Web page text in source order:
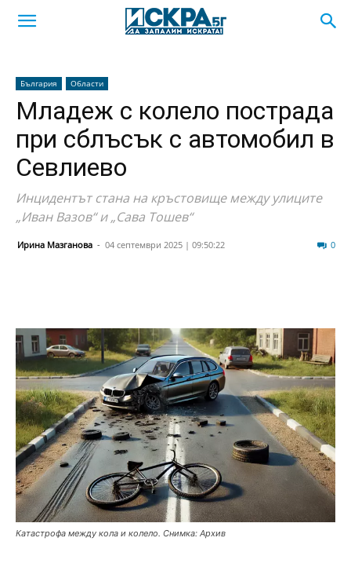
България Области
Младеж с колело пострада
при сблъсък с автомобил в
Севлиево
Инцидентът стана на кръстовище между улиците
„Иван Вазов“ и „Сава Тошев“
Ирина Мазганова - 04 септември 2025 | 09:50:22 0
Катастрофа между кола и колело. Снимка: Архив